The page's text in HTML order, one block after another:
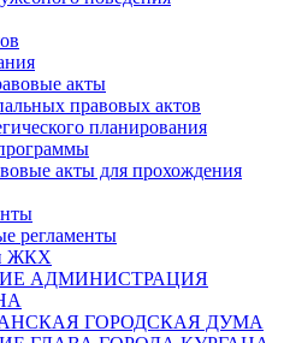
акты
правовых актов
планирования
акты для прохождения
регламенты
ЖКХ
АДМИНИСТРАЦИЯ
ГОРОДСКАЯ ДУМА